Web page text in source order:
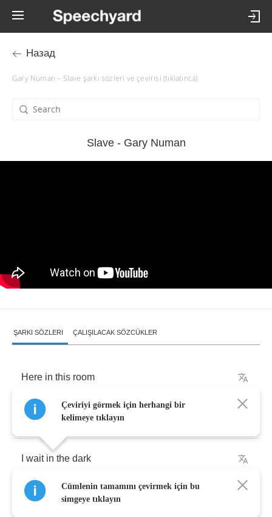
Назад
Gary Numan – Slave şarkı sözleri ve çevirisi (tıklatınca)
Slave - Gary Numan
ŞARKI SÖZLERI ÇALIŞILACAK SÖZCÜKLER
Here in this room
I'm a slave to your voice
wait in the dark
With a cold metal choice
Çeviriyi görmek için herhangi bir
kelimeye tıklayın
Cümlenin tamamını çevirmek için bu
simgeye tıklayın